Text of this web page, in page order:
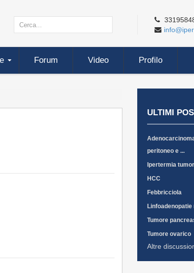
Forum Video Profilo
ULTIMI
peritoneo e ...
Ipertermia
HCC
Febbricciola
Tumore
Tumore ovarico
Altre